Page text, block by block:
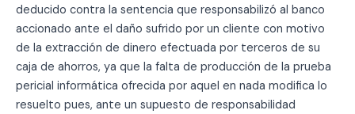
deducido contra la sentencia que responsabilizó al banco
accionado ante el daño sufrido por un cliente con motivo
de la extracción de dinero efectuada por terceros de su
caja de ahorros, ya que la falta de producción de la prueba
pericial informática ofrecida por aquel en nada modifica lo
resuelto pues, ante un supuesto de responsabilidad